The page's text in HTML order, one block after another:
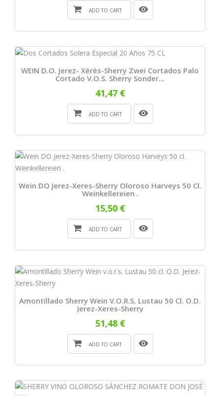
ADD TO CART
WEIN D.O. Jerez- Xérès-Sherry Zwei Cortados Palo
Cortado V.O.S. Sherry Sonder...
41,47 €
ADD TO CART
Wein DO Jerez-Xeres-Sherry Oloroso Harveys 50 Cl.
Weinkellereien .
15,50 €
ADD TO CART
Amontillado Sherry Wein V.o.r.s. Lustau 50 Cl. O.D.
Jerez-Xeres-Sherry
51,48 €
ADD TO CART